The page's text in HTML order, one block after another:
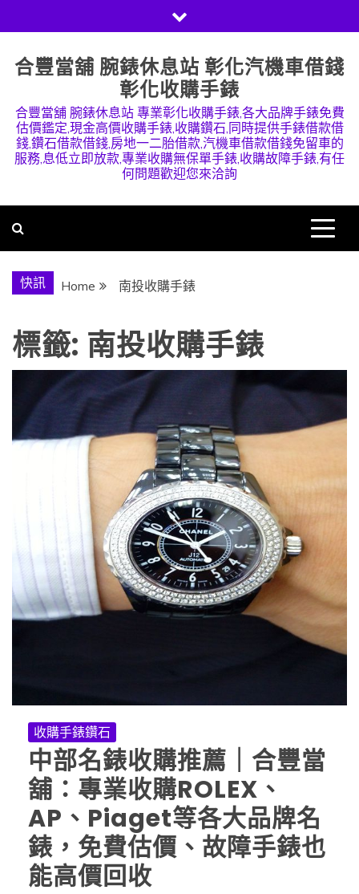
to
content
合豐當舖 腕錶休息站 彰化汽機車借錢
彰化收購手錶
合豐當舖 腕錶休息站 專業彰化收購手錶,各大品牌手錶免費
估價鑑定,現金高價收購手錶,收購鑽石,同時提供手錶借款借
錢,鑽石借款借錢,房地一二胎借款,汽機車借款借錢免留車的
服務,息低立即放款,專業收購無保單手錶,收購故障手錶,有任
何問題歡迎您來洽詢
快訊 Home 南投收購手錶
標籤: 南投收購手錶
收購手錶鑽石
中部名錶收購推薦｜合豐當
舖：專業收購ROLEX、
AP、Piaget等各大品牌名
錶，免費估價、故障手錶也
能高價回收